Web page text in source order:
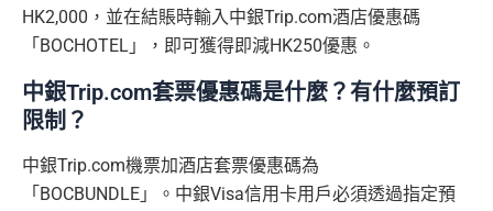
HK2,000，並在結賬時輸入中銀Trip.com酒店優惠碼
「BOCHOTEL」，即可獲得即減HK250優惠。
中銀Trip.com套票優惠碼是什麼？有什麼預訂
限制？
中銀Trip.com機票加酒店套票優惠碼為
「BOCBUNDLE」。中銀Visa信用卡用戶必須透過指定預